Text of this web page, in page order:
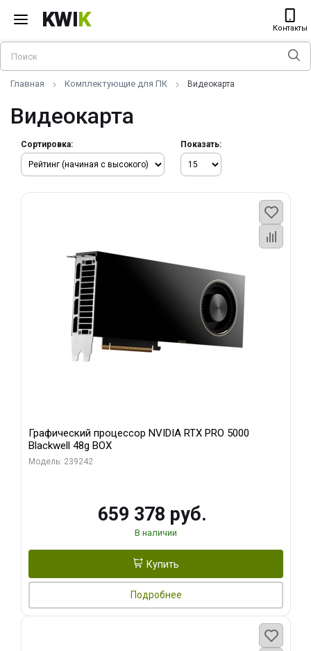
KWIK Контакты
Главная Комплектующие для ПК Видеокарта
Видеокарта
Сортировка: Показать:
Графический процессор NVIDIA RTX PRO 5000
Blackwell 48g BOX
Модель: 239242
659 378 руб.
В наличии
Купить
Подробнее